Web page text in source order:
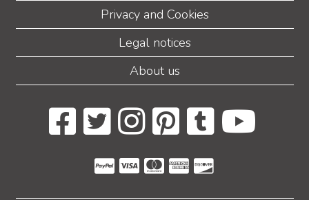
Privacy and Cookies
Legal notices
About us